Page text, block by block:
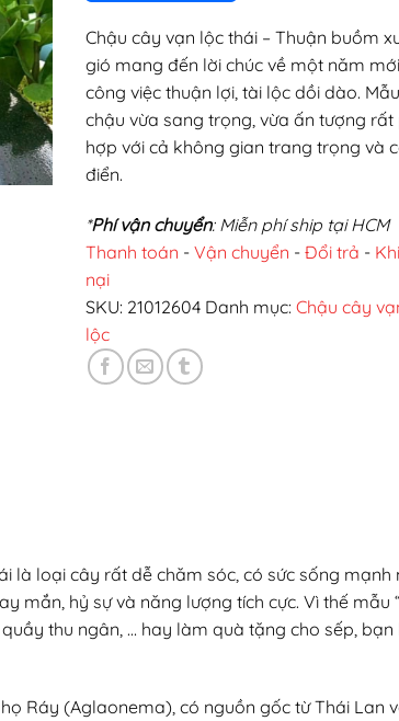
Chậu cây vạn lộc thái – Thuận buồm
gió mang đến lời chúc về một năm mới
công việc thuận lợi, tài lộc dồi dào. Mẫu
chậu vừa sang trọng, vừa ấn tượng rất
hợp với cả không gian trang trọng và
điển.
*Phí vận chuyển: Miễn phí ship tại HCM
Thanh toán - Vận chuyển - Đổi trả -
nại
SKU: 21012604 Danh mục: Chậu cây
lộc
là loại cây rất dễ chăm sóc, có sức sống
mắn, hỷ sự và năng lượng tích cực. Vì thế mẫu
thu ngân, … hay làm quà tặng cho sếp,
Ráy (Aglaonema), có nguồn gốc từ Thái Lan